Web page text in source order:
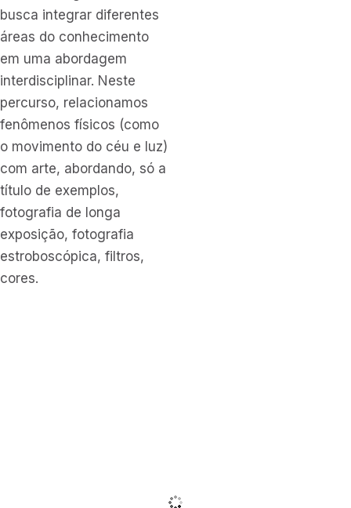
busca integrar diferentes
áreas do conhecimento
em uma abordagem
interdisciplinar. Neste
percurso, relacionamos
fenômenos físicos (como
o movimento do céu e luz)
com arte, abordando, só a
título de exemplos,
fotografia de longa
exposição, fotografia
estroboscópica, filtros,
cores.